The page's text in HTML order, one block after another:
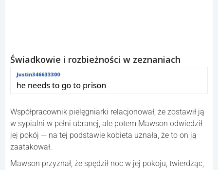
Świadkowie i rozbieżności w zeznaniach
Współpracownik pielęgniarki relacjonował, że zostawił ją
w sypialni w pełni ubranej, ale potem Mawson odwiedził
jej pokój — na tej podstawie kobieta uznała, że to on ją
zaatakował.
Mawson przyznał, że spędził noc w jej pokoju, twierdząc,